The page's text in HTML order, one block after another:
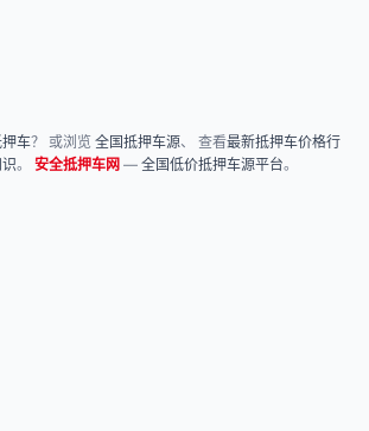
车？ 或浏览 全国抵押车源、 查看最新抵押车价格行
。 安全抵押车网 — 全国低价抵押车源平台。